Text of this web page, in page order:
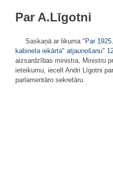
Par A.Līgotni
Saskaņā ar likuma " Par
kabineta iekārta" atjaunošanu"
aizsardzības ministra, Ministru
ieteikumu, iecelt Andri Līgotni
parlamentāro sekretāru.